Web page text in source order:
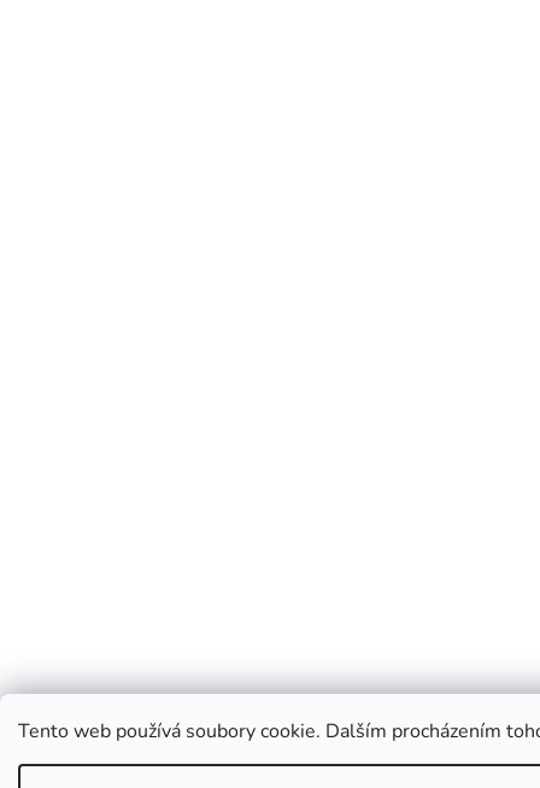
Tento web používá soubory cookie. Dalším procházením